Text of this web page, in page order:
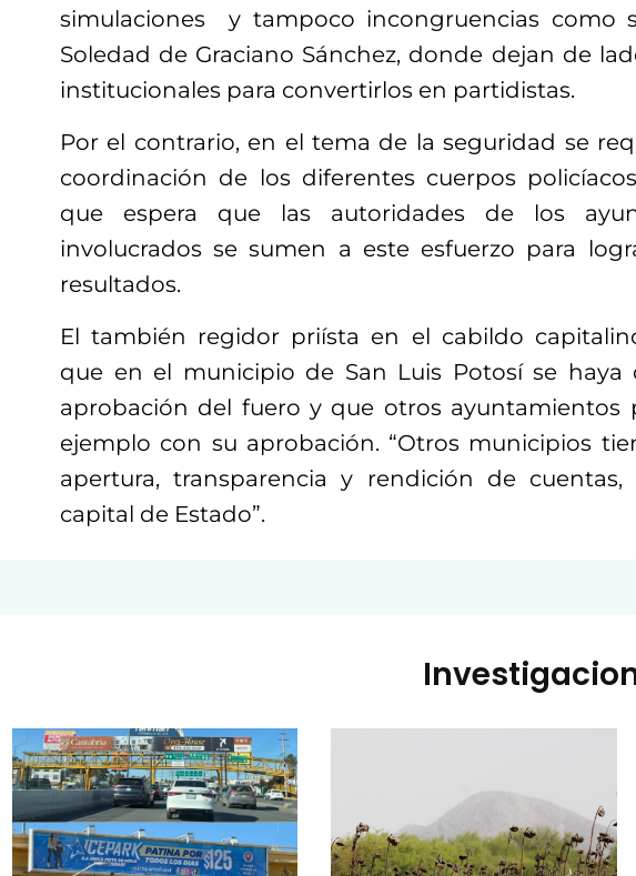
simulaciones y tampoco incongruencias como
Soledad de Graciano Sánchez, donde dejan de
institucionales para convertirlos en partidistas.
Por el contrario, en el tema de la seguridad se
coordinación de los diferentes cuerpos
que espera que las autoridades de los
involucrados se sumen a este esfuerzo para
resultados.
El también regidor priísta en el cabildo
que en el municipio de San Luis Potosí se haya
aprobación del fuero y que otros ayuntamientos
ejemplo con su aprobación. “Otros municipios
apertura, transparencia y rendición de
capital de Estado”.